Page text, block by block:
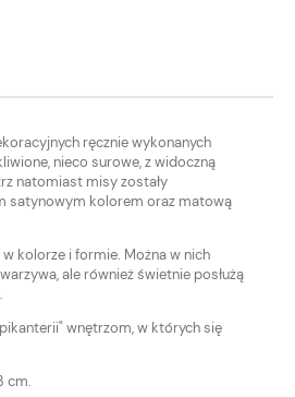
ręcznie wykonanych
nieco surowe, z widoczną
natomiast misy zostały
satynowym kolorem oraz matową
kolorze i formie. Można w nich
ale również świetnie posłużą
wnętrzom, w których się
cm.